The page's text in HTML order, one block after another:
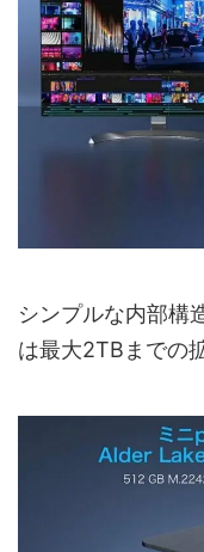
シンプルな内部構
は最大2TBまでの